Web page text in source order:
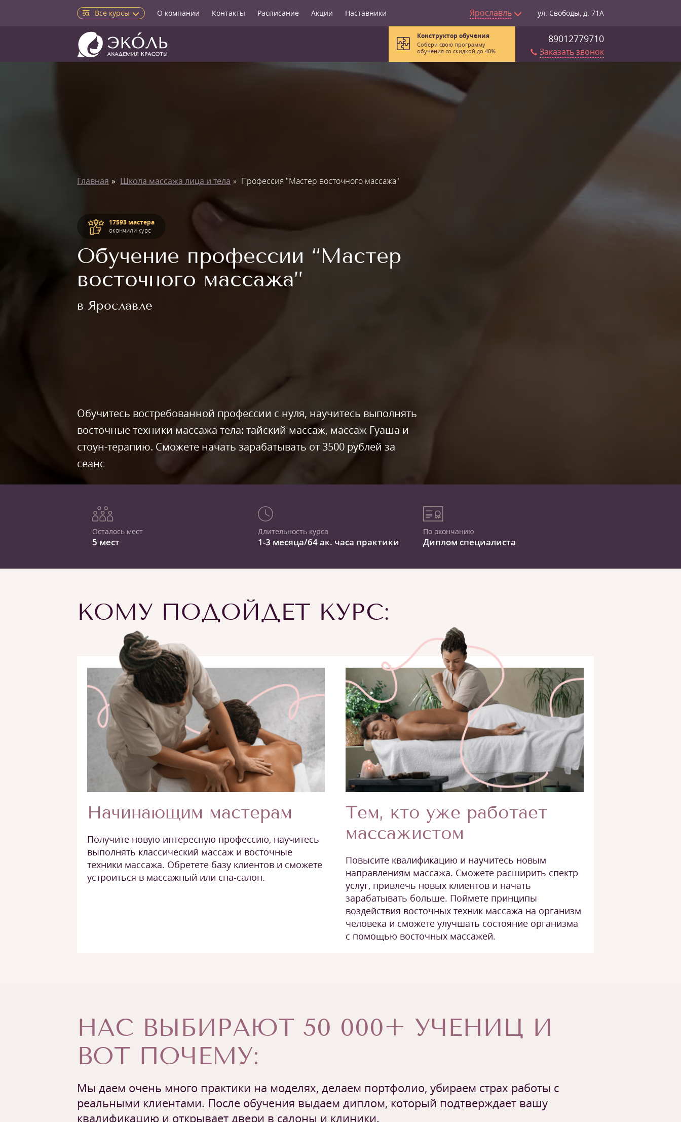
Все курсы О компании Контакты Расписание Акции Наставники Ярославль ул. Свободы, д. 71А
89012779710
Заказать звонок
Конструктор обучения
Собери свою программу
обучения со скидкой до 40%
Главная Школа массажа лица и тела Профессия "Мастер восточного массажа"
17593 мастера
окончили курс
Обучение профессии “Мастер
восточного массажа”
в Ярославле
Обучитесь востребованной профессии с нуля, научитесь выполнять
восточные техники массажа тела: тайский массаж, массаж Гуаша и
стоун-терапию. Сможете начать зарабатывать от 3500 рублей за
сеанс
Осталось мест
5 мест
Длительность курса
1-3 месяца/64 ак. часа практики
По окончанию
Диплом специалиста
КОМУ ПОДОЙДЕТ КУРС:
Начинающим мастерам
Получите новую интересную профессию, научитесь
выполнять классический массаж и восточные
техники массажа. Обретете базу клиентов и сможете
устроиться в массажный или спа-салон.
Тем, кто уже работает
массажистом
Повысите квалификацию и научитесь новым
направлениям массажа. Сможете расширить спектр
услуг, привлечь новых клиентов и начать
зарабатывать больше. Поймете принципы
воздействия восточных техник массажа на организм
человека и сможете улучшать состояние организма
с помощью восточных массажей.
НАС ВЫБИРАЮТ 50 000+ УЧЕНИЦ И
ВОТ ПОЧЕМУ:
Мы даем очень много практики на моделях, делаем портфолио, убираем страх работы с
реальными клиентами. После обучения выдаем диплом, который подтверждает вашу
квалификацию и открывает двери в салоны и клиники.